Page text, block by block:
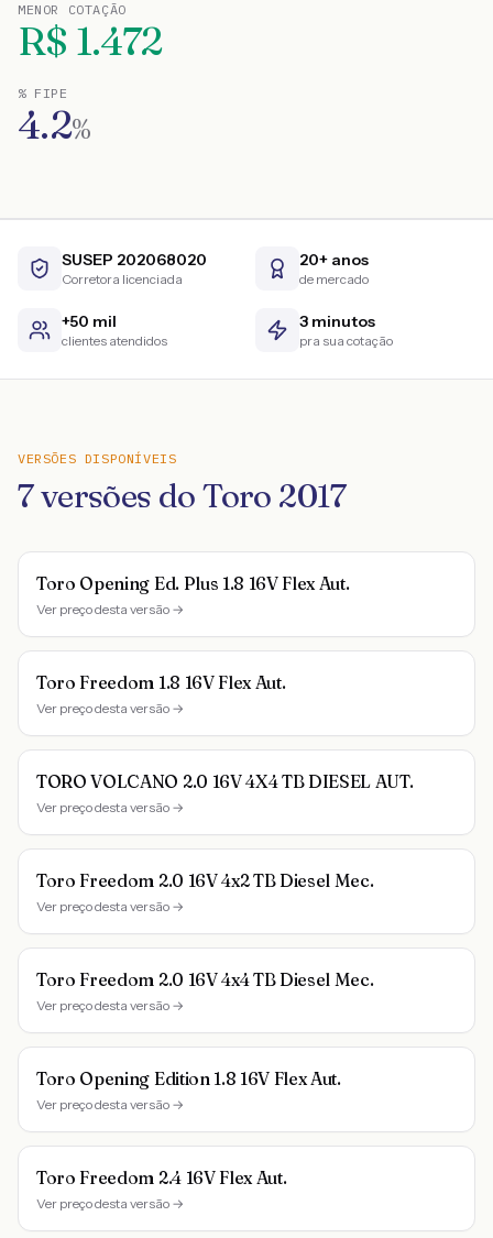
MENOR COTAÇÃO
R$ 1.472
% FIPE
4.2%
SUSEP 202068020
Corretora licenciada
20+ anos
de mercado
+50 mil
clientes atendidos
3 minutos
pra sua cotação
VERSÕES DISPONÍVEIS
7versões doToro 2017
Toro Opening Ed. Plus 1.8 16V Flex Aut.
Ver preço desta versão →
Toro Freedom 1.8 16V Flex Aut.
Ver preço desta versão →
TORO VOLCANO 2.0 16V 4X4 TB DIESEL AUT.
Ver preço desta versão →
Toro Freedom 2.0 16V 4x2 TB Diesel Mec.
Ver preço desta versão →
Toro Freedom 2.0 16V 4x4 TB Diesel Mec.
Ver preço desta versão →
Toro Opening Edition 1.8 16V Flex Aut.
Ver preço desta versão →
Toro Freedom 2.4 16V Flex Aut.
Ver preço desta versão →